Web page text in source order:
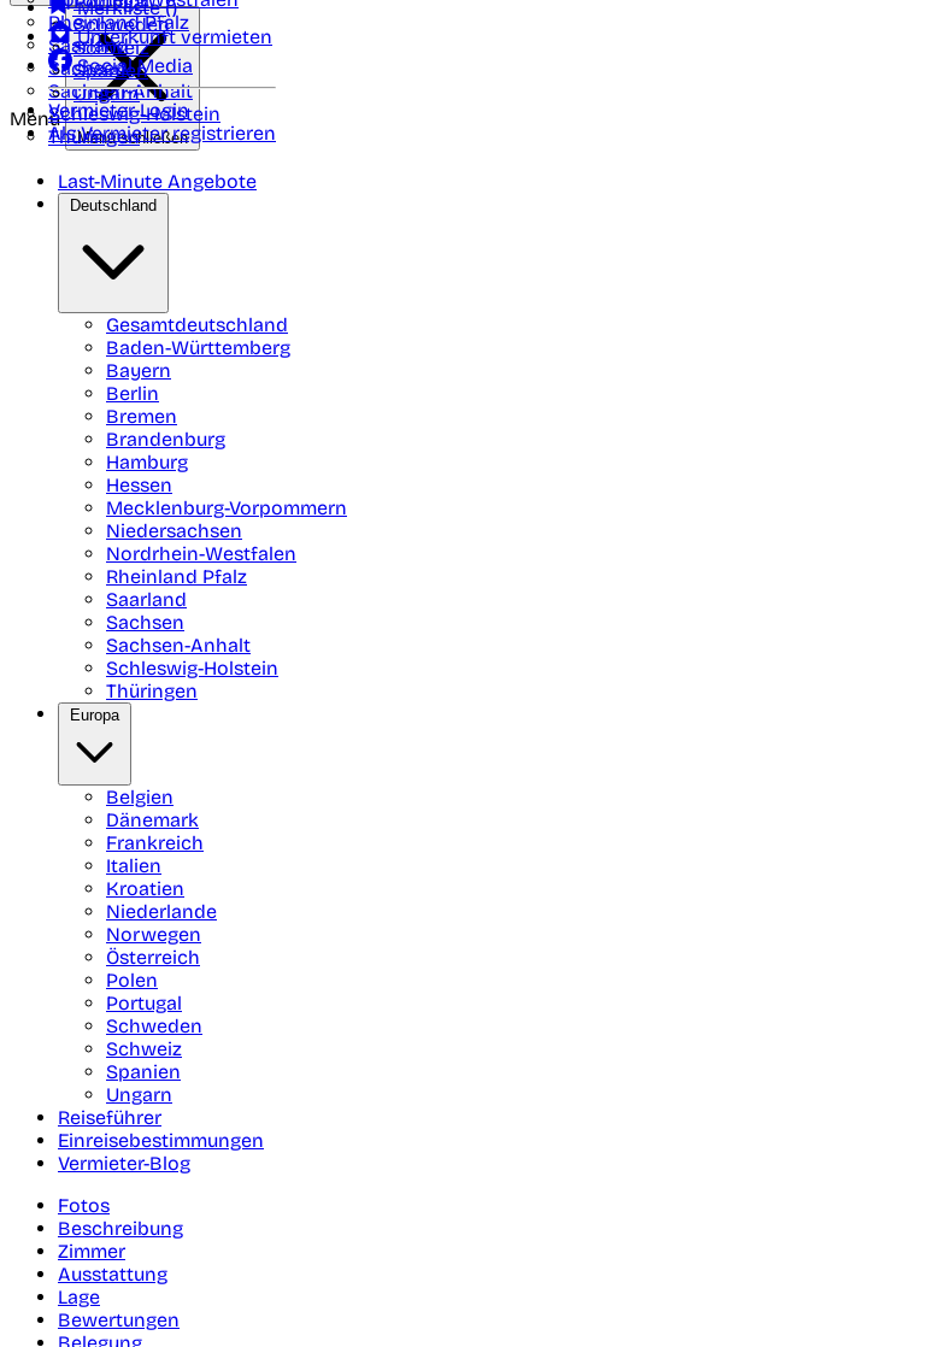
Rheinland Pfalz
Saarland
Sachsen
Sachsen-Anhalt
Schleswig-Holstein
Thüringen
Schweden
Schweiz
Spanien
Ungarn
Merkliste ()
Unterkunft vermieten
Social Media
Vermieter-Login
Als Vermieter registrieren
Menü
Menü schließen
Last-Minute Angebote
Deutschland
Gesamtdeutschland
Baden-Württemberg
Bayern
Berlin
Bremen
Brandenburg
Hamburg
Hessen
Mecklenburg-Vorpommern
Niedersachsen
Nordrhein-Westfalen
Rheinland Pfalz
Saarland
Sachsen
Sachsen-Anhalt
Schleswig-Holstein
Thüringen
Europa
Belgien
Dänemark
Frankreich
Italien
Kroatien
Niederlande
Norwegen
Österreich
Polen
Portugal
Schweden
Schweiz
Spanien
Ungarn
Reiseführer
Einreisebestimmungen
Vermieter-Blog
Fotos
Beschreibung
Zimmer
Ausstattung
Lage
Bewertungen
Belegung